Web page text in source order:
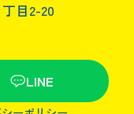
目2-20
LINE